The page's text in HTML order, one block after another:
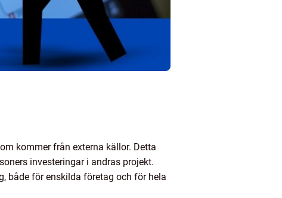
kommer från externa källor. Detta
investeringar i andras projekt.
både för enskilda företag och för hela